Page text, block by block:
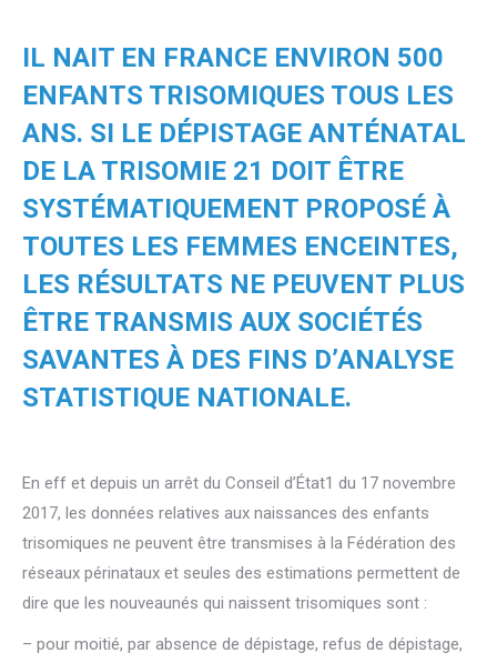
IL NAIT EN FRANCE ENVIRON 500
ENFANTS TRISOMIQUES TOUS LES
ANS. SI LE DÉPISTAGE ANTÉNATAL
DE LA TRISOMIE 21 DOIT ÊTRE
SYSTÉMATIQUEMENT PROPOSÉ À
TOUTES LES FEMMES ENCEINTES,
LES RÉSULTATS NE PEUVENT PLUS
ÊTRE TRANSMIS AUX SOCIÉTÉS
SAVANTES À DES FINS D’ANALYSE
STATISTIQUE NATIONALE.
En eff et depuis un arrêt du Conseil d’État1 du 17 novembre
2017, les données relatives aux naissances des enfants
trisomiques ne peuvent être transmises à la Fédération des
réseaux périnataux et seules des estimations permettent de
dire que les nouveaunés qui naissent trisomiques sont :
– pour moitié, par absence de dépistage, refus de dépistage,